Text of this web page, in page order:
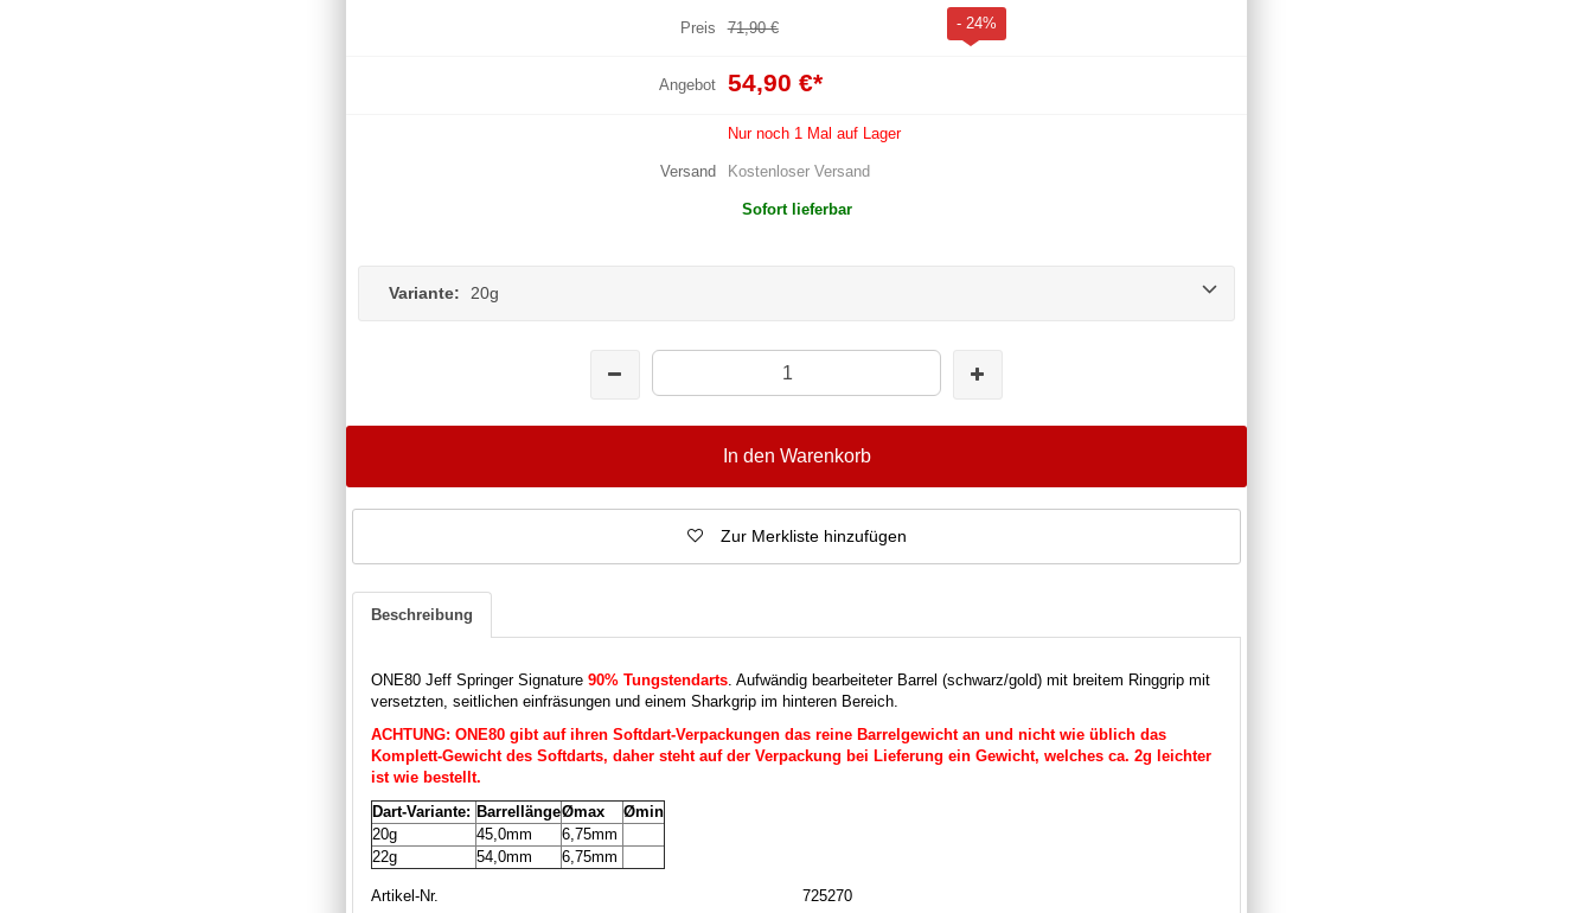
Preis 71,90 € - 24%
Angebot 54,90 €*
Nur noch 1 Mal auf Lager
Versand Kostenloser Versand
Sofort lieferbar
Variante: 20g
In den Warenkorb
Zur Merkliste hinzufügen
Beschreibung
ONE80 Jeff Springer Signature 90% Tungstendarts . Aufwändig bearbeiteter Barrel (schwarz/gold) mit breitem Ringgrip mit
versetzten, seitlichen einfräsungen und einem Sharkgrip im hinteren Bereich.
ACHTUNG: ONE80 gibt auf ihren Softdart-Verpackungen das reine Barrelgewicht an und nicht wie üblich das
Komplett-Gewicht des Softdarts, daher steht auf der Verpackung bei Lieferung ein Gewicht, welches ca. 2g leichter
ist wie bestellt.
Dart-Variante: BarrellängeØmax
Ømin
20g
45,0mm
6,75mm
22g
54,0mm 6,75mm
Artikel-Nr.
725270